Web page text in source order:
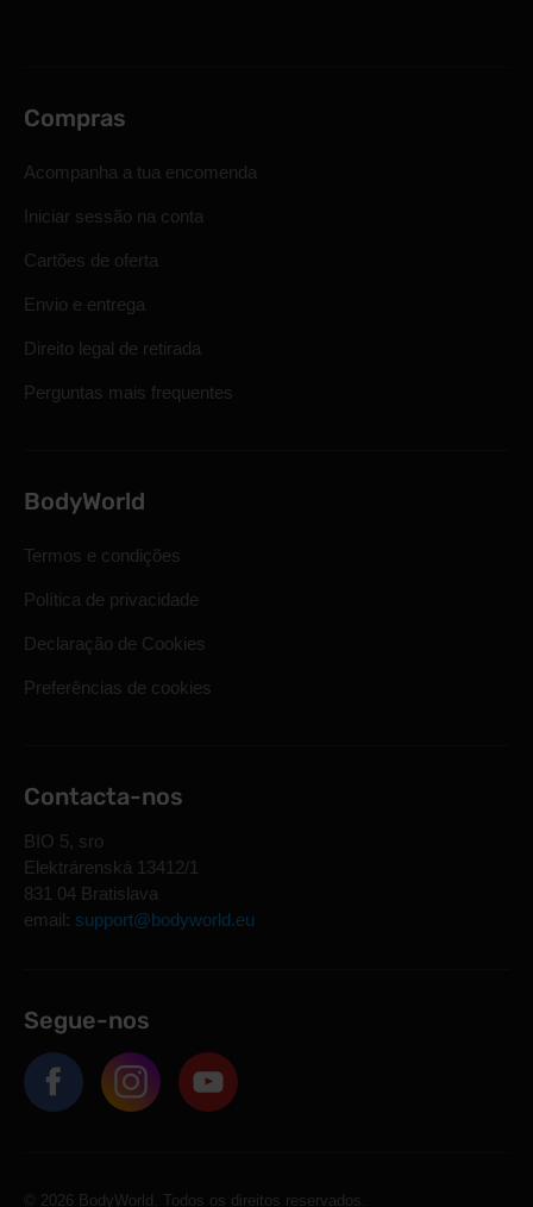
Compras
Acompanha a tua encomenda
Iniciar sessão na conta
Cartões de oferta
Envio e entrega
Direito legal de retirada
Perguntas mais frequentes
BodyWorld
Termos e condições
Política de privacidade
Declaração de Cookies
Preferências de cookies
Contacta-nos
BIO 5, sro
Elektrárenská 13412/1
831 04 Bratislava
email: support@bodyworld.eu
Segue-nos
© 2026 BodyWorld. Todos os direitos reservados.